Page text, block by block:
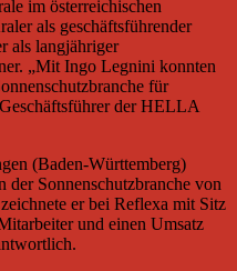
im österreichischen
als geschäftsführender
als langjähriger
„Mit Ingo Legnini konnten
für
der HELLA
(Baden-Württemberg)
der Sonnenschutzbranche von
er bei Reflexa mit Sitz
und einen Umsatz